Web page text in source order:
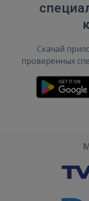
Скачай
проверенных